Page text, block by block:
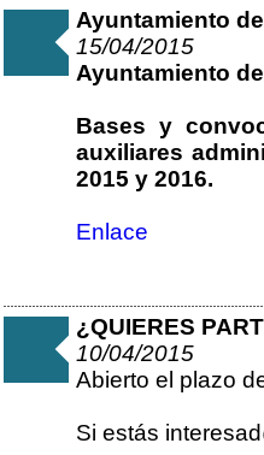
Ayuntamiento
15/04/2015
Ayuntamiento
Bases y
auxiliares
2015 y 2016.
Enlace
¿QUIERES
10/04/2015
Abierto el plazo
Si estás